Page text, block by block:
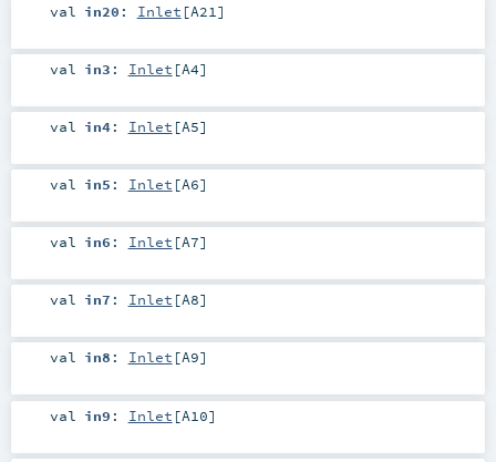
val in20 : Inlet [A21 ]
val in3 : Inlet [A4]
val in4: Inlet [A5]
val in5 : Inlet [A6]
val in6 : Inlet [A7]
val in7 : Inlet [A8]
val in8 : Inlet [A9]
val in9 : Inlet [A10]